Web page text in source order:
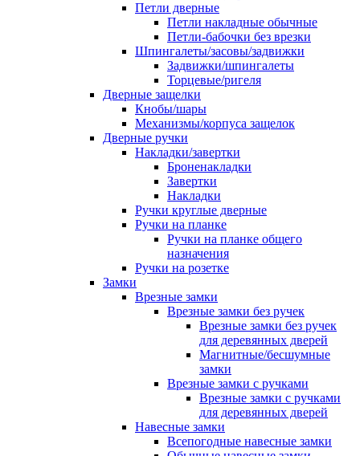
Петли дверные
Петли накладные обычные
Петли-бабочки без врезки
Шпингалеты/засовы/задвижки
Задвижки/шпингалеты
Торцевые/ригеля
Дверные защелки
Кнобы/шары
Механизмы/корпуса защелок
Дверные ручки
Накладки/завертки
Броненакладки
Завертки
Накладки
Ручки круглые дверные
Ручки на планке
Ручки на планке общего
назначения
Ручки на розетке
Замки
Врезные замки
Врезные замки без ручек
Врезные замки без ручек
для деревянных дверей
Магнитные/бесшумные
замки
Врезные замки с ручками
Врезные замки с ручками
для деревянных дверей
Навесные замки
Всепогодные навесные замки